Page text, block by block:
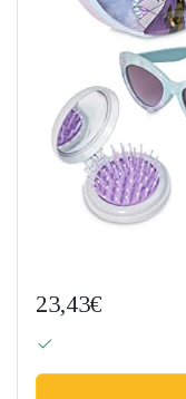
23,43€